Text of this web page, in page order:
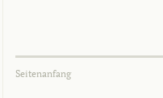
Seitenanfang